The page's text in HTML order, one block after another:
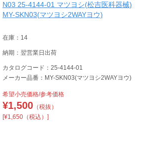
N03 25-4144-01 マツヨシ(松吉医科器械)
MY-SKN03(マツヨシ2WAYヨウ)
在庫：14
納期：翌営業日出荷
カタログコード：25-4144-01
メーカー品番：MY-SKN03(マツヨシ2WAYヨウ)
希望小売価格/参考価格
¥1,500（税抜）
[¥1,650（税込）]